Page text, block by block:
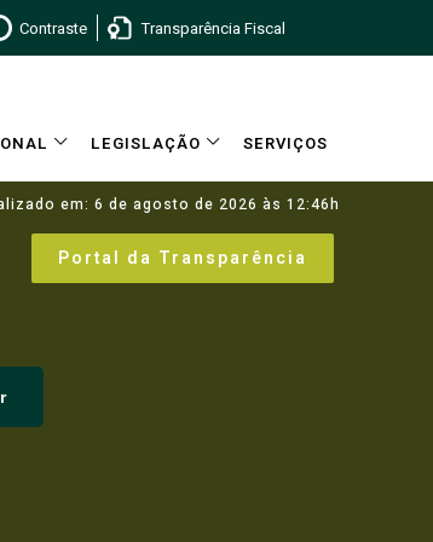
Contraste Transparência Fiscal
LEGISLAÇÃO SERVIÇOS
em: 6 de agosto de 2026 às 12:46h
Portal da Transparência